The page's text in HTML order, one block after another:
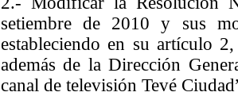
setiembre de 2010 y sus
estableciendo en su artículo
además de la Dirección
canal de televisión Tevé